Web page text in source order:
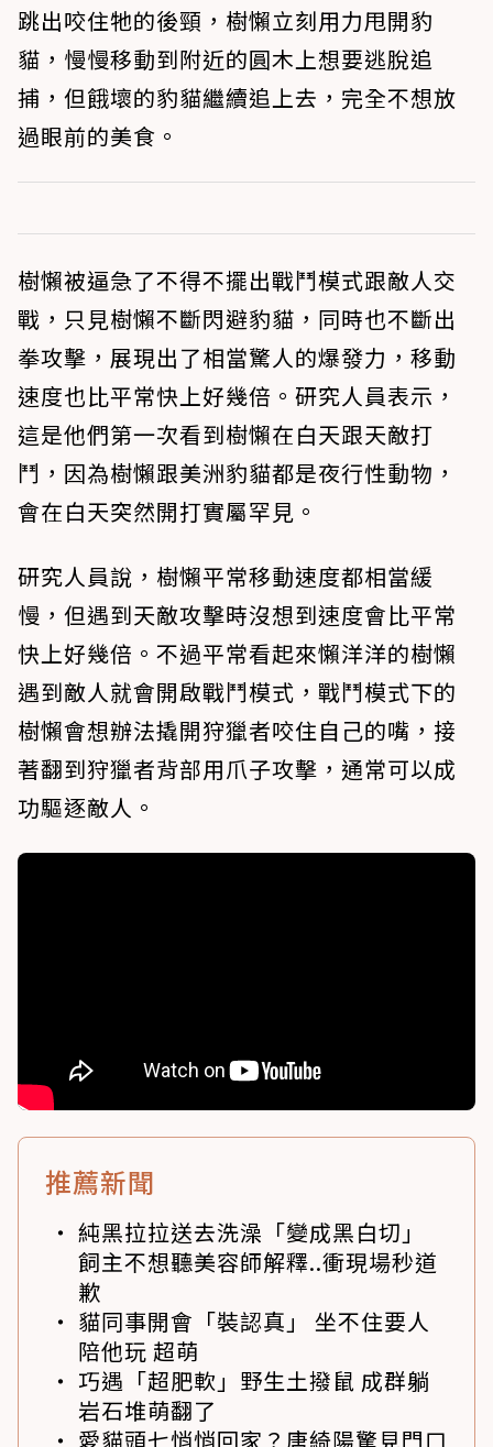
跳出咬住牠的後頸，樹懶立刻用力甩開豹
貓，慢慢移動到附近的圓木上想要逃脫追
捕，但餓壞的豹貓繼續追上去，完全不想放
過眼前的美食。
樹懶被逼急了不得不擺出戰鬥模式跟敵人交
戰，只見樹懶不斷閃避豹貓，同時也不斷出
拳攻擊，展現出了相當驚人的爆發力，移動
速度也比平常快上好幾倍。研究人員表示，
這是他們第一次看到樹懶在白天跟天敵打
鬥，因為樹懶跟美洲豹貓都是夜行性動物，
會在白天突然開打實屬罕見。
研究人員說，樹懶平常移動速度都相當緩
慢，但遇到天敵攻擊時沒想到速度會比平常
快上好幾倍。不過平常看起來懶洋洋的樹懶
遇到敵人就會開啟戰鬥模式，戰鬥模式下的
樹懶會想辦法撬開狩獵者咬住自己的嘴，接
著翻到狩獵者背部用爪子攻擊，通常可以成
功驅逐敵人。
推薦新聞
純黑拉拉送去洗澡「變成黑白切」
飼主不想聽美容師解釋..衝現場秒道
歉
貓同事開會「裝認真」 坐不住要人
陪他玩 超萌
巧遇「超肥軟」野生土撥鼠 成群躺
岩石堆萌翻了
愛貓頭七悄悄回家？唐綺陽驚見門口